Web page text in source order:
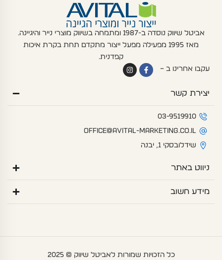
אביטל שיווק נוסדה ב-1987 ומתמחה בשיווק מוצרי נייר והיגיינה.
מאז 1995 מפעילה מפעל ייצור מתקדם תחת בקרת איכות
קפדנית.
עקבו אחרינו ב –
F
a
f
I
n
יצירת קשר
03-9519910
office@avital-marketing.co.il
שידלובסקי 1, יבנה
ניווט באתר
מידע חשוב
כל הזכויות שמורות לאביטל שיווק © 2025